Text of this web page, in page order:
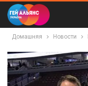
Домашняя Новости